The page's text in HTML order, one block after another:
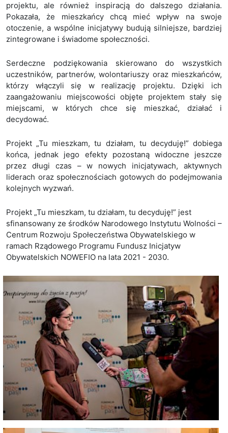
projektu, ale również inspiracją do dalszego działania.
Pokazała, że mieszkańcy chcą mieć wpływ na swoje
otoczenie, a wspólne inicjatywy budują silniejsze, bardziej
zintegrowane i świadome społeczności.
Serdeczne podziękowania skierowano do wszystkich
uczestników, partnerów, wolontariuszy oraz mieszkańców,
którzy włączyli się w realizację projektu. Dzięki ich
zaangażowaniu miejscowości objęte projektem stały się
miejscami, w których chce się mieszkać, działać i
decydować.
Projekt „Tu mieszkam, tu działam, tu decyduję!” dobiega
końca, jednak jego efekty pozostaną widoczne jeszcze
przez długi czas – w nowych inicjatywach, aktywnych
liderach oraz społecznościach gotowych do podejmowania
kolejnych wyzwań.
Projekt „Tu mieszkam, tu działam, tu decyduję!” jest
sfinansowany ze środków Narodowego Instytutu Wolności –
Centrum Rozwoju Społeczeństwa Obywatelskiego w
ramach Rządowego Programu Fundusz Inicjatyw
Obywatelskich NOWEFIO na lata 2021 - 2030.